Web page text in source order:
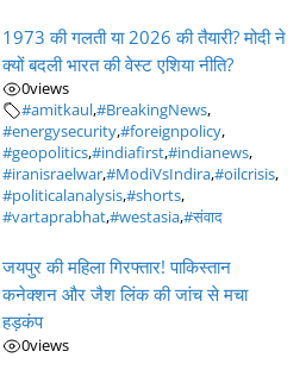
1973 की गलती या 2026 की तैयारी? मोदी ने
क्यों बदली भारत की वेस्ट एशिया नीति?
0views
#amitkaul,#BreakingNews,
#energysecurity,#foreignpolicy,
#geopolitics,#indiafirst,#indianews,
#iranisraelwar,#ModiVsIndira,#oilcrisis,
#politicalanalysis,#shorts,
#vartaprabhat,#westasia,#संवाद
जयपुर की महिला गिरफ्तार! पाकिस्तान
कनेक्शन और जैश लिंक की जांच से मचा
हड़कंप
0views